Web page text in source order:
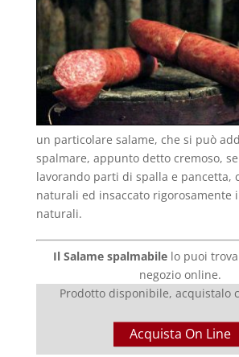
un particolare salame, che si può
spalmare, appunto detto cremoso,
lavorando parti di spalla e pancetta,
naturali ed insaccato rigorosamente
naturali.
Il Salame spalmabilelo puoi
negozio online.
Prodotto disponibile, acquistalo
Acquista On Line